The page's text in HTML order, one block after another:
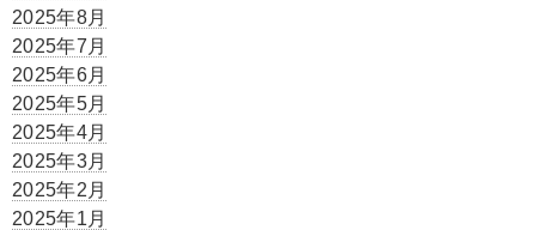
2025年8月
2025年7月
2025年6月
2025年5月
2025年4月
2025年3月
2025年2月
2025年1月